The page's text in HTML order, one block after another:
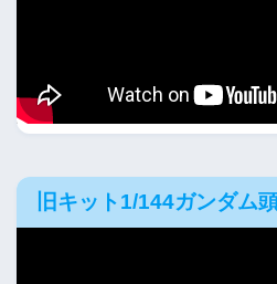
旧キット1/144ガンダム